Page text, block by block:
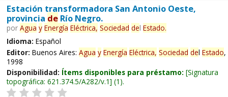
Estación transformadora San Antonio Oeste,
provincia deRío Negro.
por Agua y Energía Eléctrica, Sociedad del Estado.
Idioma: Español
Editor: Buenos Aires: Agua y Energía Eléctrica, Sociedad del Estado,
1998
Disponibilidad: Ítems disponibles para préstamo: Signatura
topográfica: 621.374.5/A282/v.1 (1).